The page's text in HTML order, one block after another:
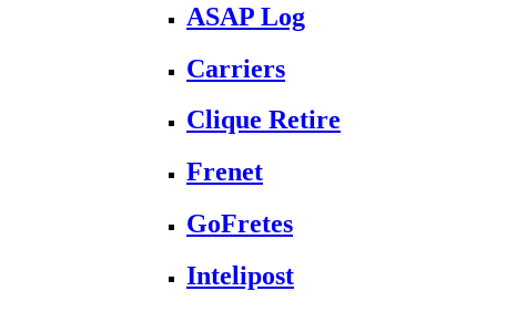
ASAP Log
Carriers
Clique Retire
Frenet
GoFretes
Intelipost